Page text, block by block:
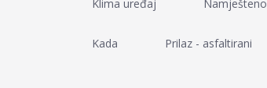
Klima uređaj Namješteno
Kada Prilaz - asfaltirani